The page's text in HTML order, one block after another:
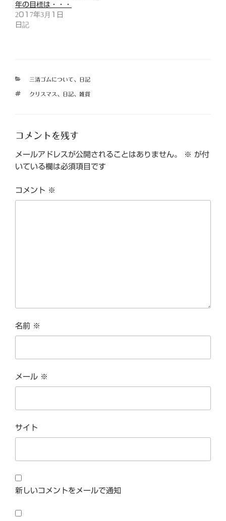
年の目標は・・・
2017年3月1日
日記
カ
ゴ
三清ゴムについて、 日記
タ
クリスマス 、 日記、 雑貨
コメントを残す
メールアドレスが公開されることはありません。 ※ が付
いている欄は必須項目です
コメント ※
名前 ※
メール ※
サイト
新しいコメントをメールで通知